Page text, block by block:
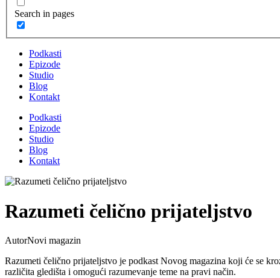
Search in pages
Podkasti
Epizode
Studio
Blog
Kontakt
Podkasti
Epizode
Studio
Blog
Kontakt
Razumeti čelično prijateljstvo
AutorNovi magazin
Razumeti čelično prijateljstvo je podkast Novog magazina koji će se
različita gledišta i omogući razumevanje teme na pravi način.